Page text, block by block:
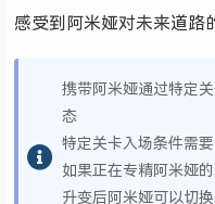
感受到阿米娅对未来道路
携带阿米娅通过特定
态
特定关卡入场条件需
如果正在专精阿米娅
升变后阿米娅可以切